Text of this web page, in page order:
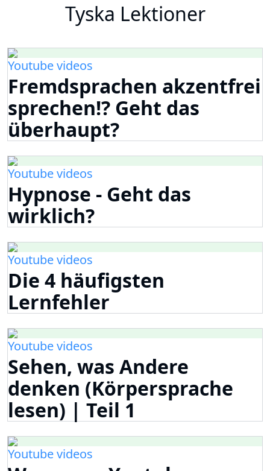
Tyska Lektioner
Youtube videos
Fremdsprachen akzentfrei
sprechen!? Geht das
überhaupt?
Youtube videos
Hypnose - Geht das
wirklich?
Youtube videos
Die 4 häufigsten
Lernfehler
Youtube videos
Sehen, was Andere
denken (Körpersprache
lesen) | Teil 1
Youtube videos